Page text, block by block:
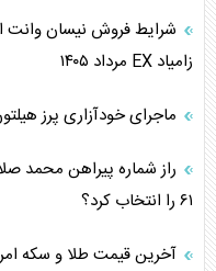
ترامپ و توهم خلع سلاح
چرا کویت به دنبال شریک
اعتراف غرب به قدرت ایران
خطای راهبردی ترامپ
شرایط فروش نیسان وانت
زامیاد EX مرداد ۱۴۰۵
ماجرای خودآزاری پرز
راز شماره پیراهن محمد
۶۱ را انتخاب کرد؟